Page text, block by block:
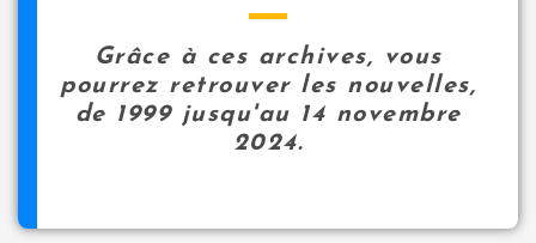
Grâce à ces archives, vous
pourrez retrouver les nouvelles,
de 1999 jusqu'au 14 novembre
2024.